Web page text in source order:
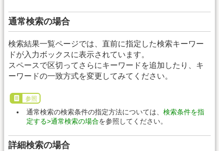
通常検索の場合
検索結果一覧ページでは、直前に指定した検索キーワー
ドが入力ボックスに表示されています。
スペースで区切ってさらにキーワードを追加したり、キ
ーワードの一致方式を変更してみてください。
参照
通常検索の検索条件の指定方法については、 検索条件を指
定する>通常検索の場合を参照してください。
詳細検索の場合